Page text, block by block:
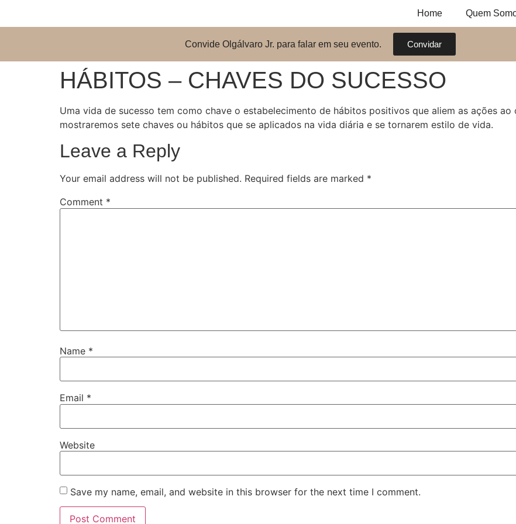
Home Quem
Convide Olgálvaro Jr. para falar em seu evento. Convidar
HÁBITOS – CHAVES DO SUCESSO
Uma vida de sucesso tem como chave o estabelecimento de hábitos positivos que aliem as ações
mostraremos sete chaves ou hábitos que se aplicados na vida diária e se tornarem estilo de vida.
Leave a Reply
Your email address will not be published. Required fields are marked *
Comment *
Name *
Email *
Website
Save my name, email, and website in this browser for the next time I comment.